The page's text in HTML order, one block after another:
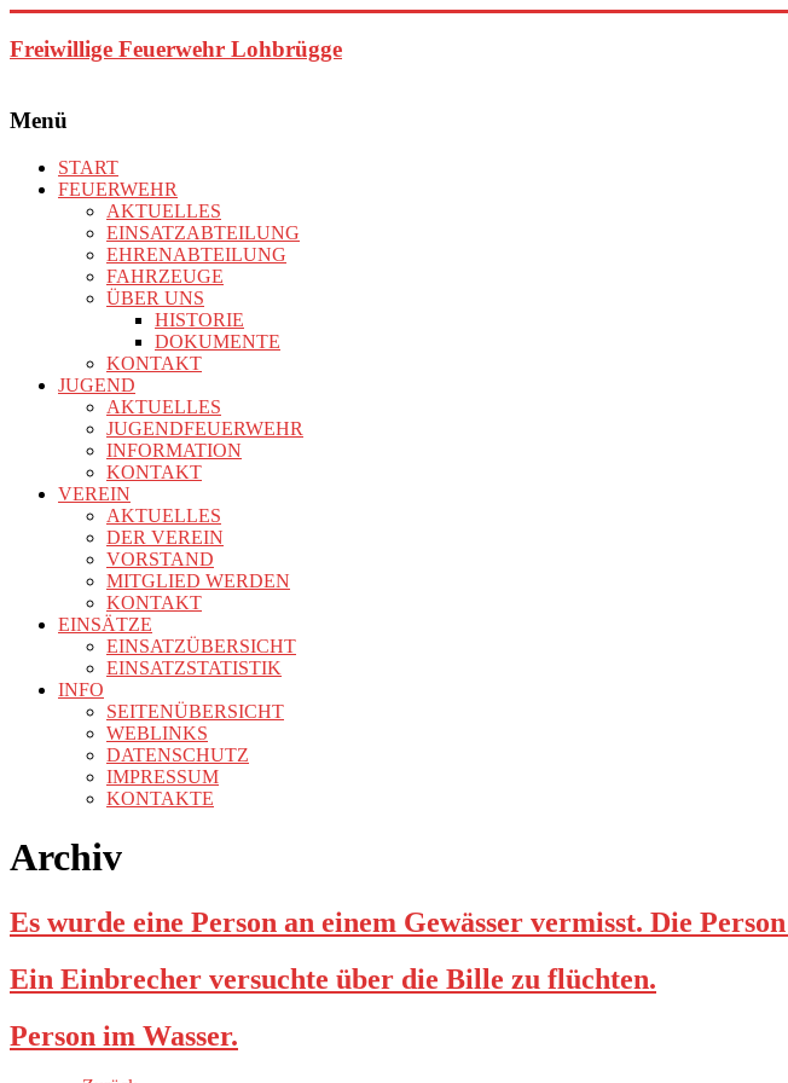
Inhalt
springen
Freiwillige Feuerwehr Lohbrügge
Menü
START
FEUERWEHR
AKTUELLES
EINSATZABTEILUNG
EHRENABTEILUNG
FAHRZEUGE
ÜBER UNS
HISTORIE
DOKUMENTE
KONTAKT
JUGEND
AKTUELLES
JUGENDFEUERWEHR
INFORMATION
KONTAKT
VEREIN
AKTUELLES
DER VEREIN
VORSTAND
MITGLIED WERDEN
KONTAKT
EINSÄTZE
EINSATZÜBERSICHT
EINSATZSTATISTIK
INFO
SEITENÜBERSICHT
WEBLINKS
DATENSCHUTZ
IMPRESSUM
KONTAKTE
Archiv
Es wurde eine Person an einem Gewässer vermisst. Die
Ein Einbrecher versuchte über die Bille zu flüchten.
Person im Wasser.